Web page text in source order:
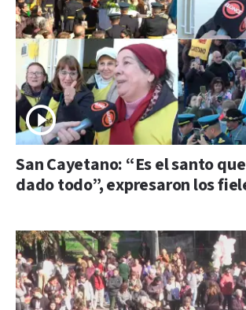
San Cayetano: “Es el santo
dado todo”, expresaron los